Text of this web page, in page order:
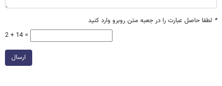
* لطفا حاصل عبارت را در جعبه متن روبرو وارد کنید
2 + 14 =
ارسال